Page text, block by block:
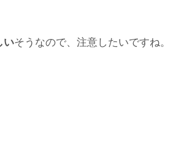
いそうなので、注意したいですね。